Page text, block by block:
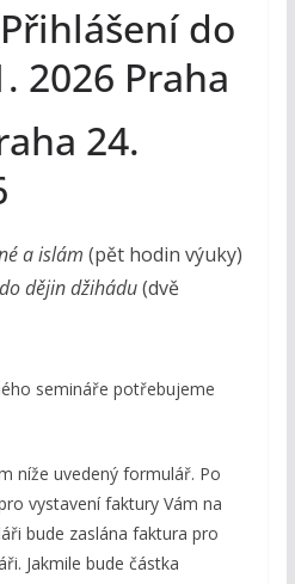
do
2026 Praha
24.
a islám (pět hodin výuky)
dějin džihádu(dvě
semináře potřebujeme
níže uvedený formulář. Po
vystavení faktury Vám na
bude zaslána faktura pro
Jakmile bude částka